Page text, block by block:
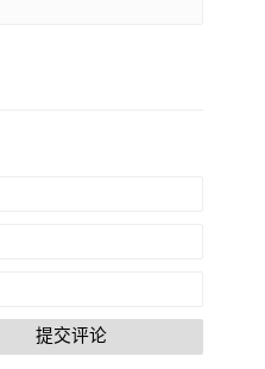
提交评论